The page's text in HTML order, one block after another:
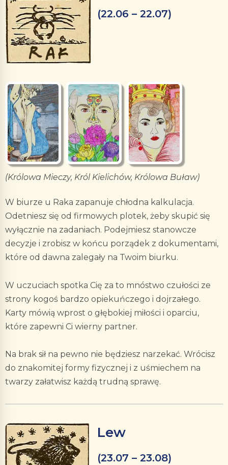
(22.06 – 22.07)
(Królowa Mieczy, Król Kielichów, Królowa Buław)
W biurze u Raka zapanuje chłodna kalkulacja.
Odetniesz się od firmowych plotek, żeby skupić się
wyłącznie na zadaniach. Podejmiesz stanowcze
decyzje i zrobisz w końcu porządek z dokumentami,
które od dawna zalegały na Twoim biurku.
W uczuciach spotka Cię za to mnóstwo czułości ze
strony kogoś bardzo opiekuńczego i dojrzałego.
Karty mówią wprost o głębokiej miłości i oparciu,
które zapewni Ci wierny partner.
Na brak sił na pewno nie będziesz narzekać. Wrócisz
do znakomitej formy fizycznej i z uśmiechem na
twarzy załatwisz każdą trudną sprawę.
Lew
(23.07 – 23.08)